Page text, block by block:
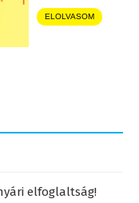
ELOLVASOM
elfoglaltság!